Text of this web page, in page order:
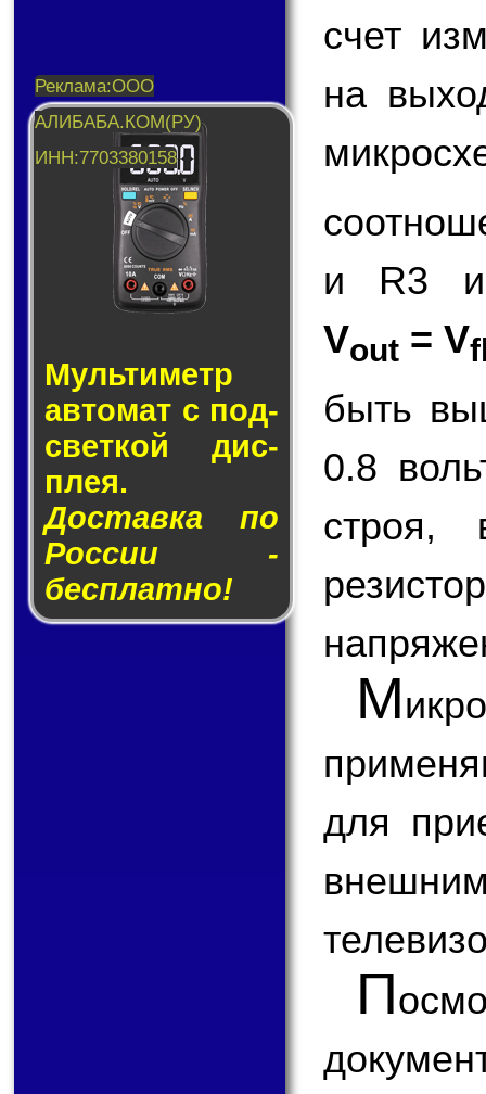
Муль­ти­метр
ав­то­мат с под­
свет­кой дис­
плея.
Доставка по
России -
бесплатно!
счет
на
и R3 и
Vout = V
быть
0.8
строя,
М
для
П